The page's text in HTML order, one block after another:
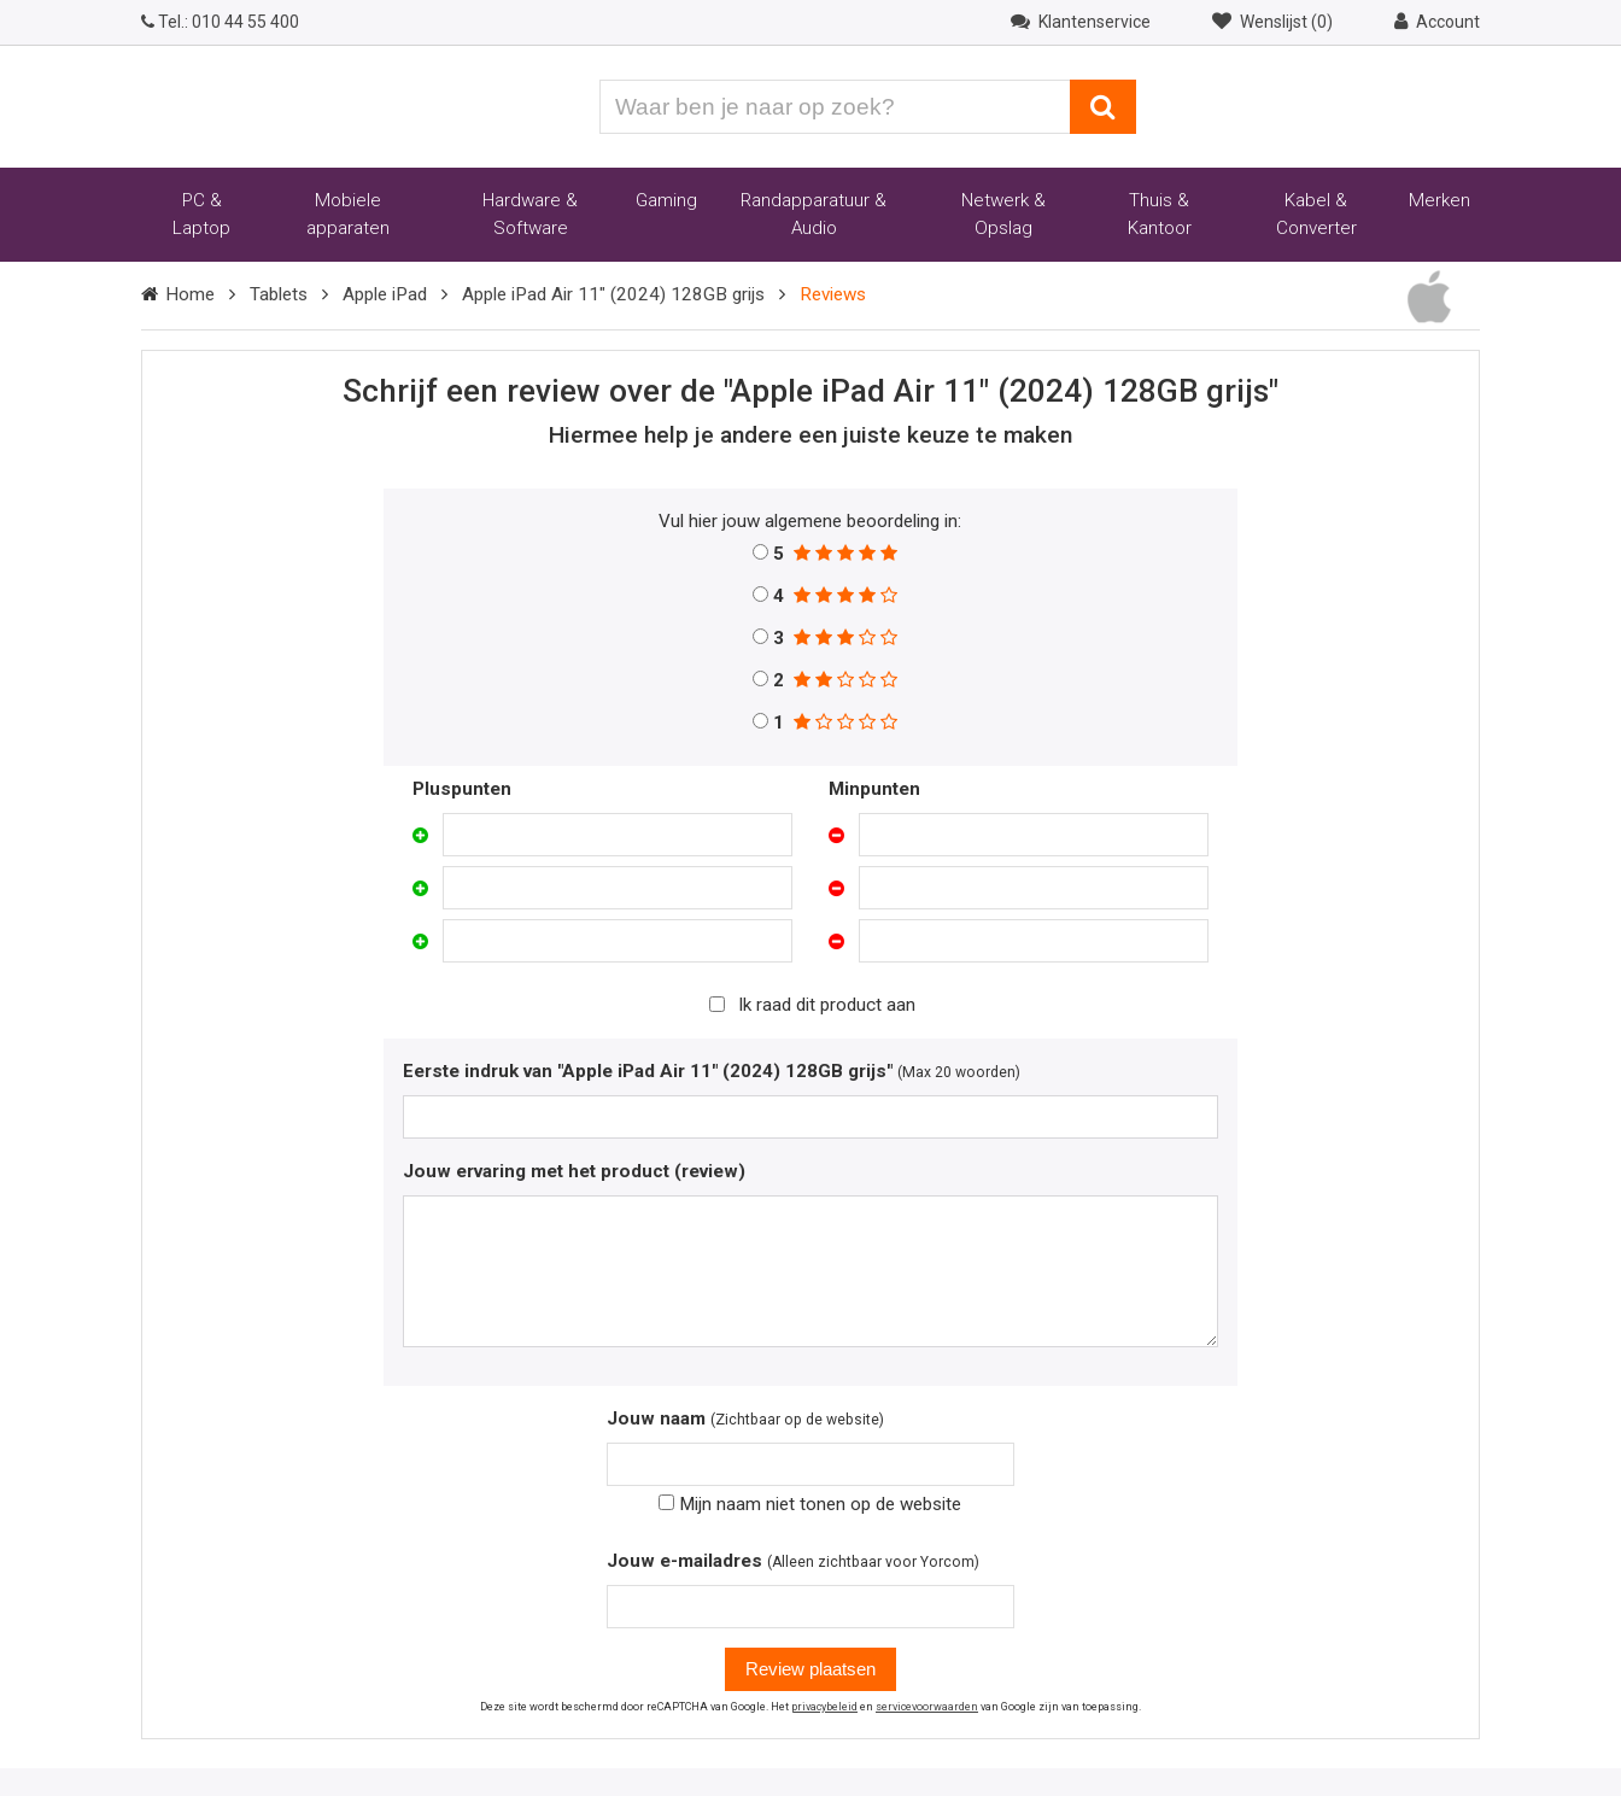
Tel.: 010 44 55 400 Klantenservice Wenslijst (0) Account
ben
naar
PC &
Laptop
Mobiele
apparaten
Hardware &
Software
Gaming
Randapparatuur &
Audio
Netwerk &
Opslag
Thuis &
Kantoor
Kabel &
Converter
Merken
Home Tablets Apple iPad Apple iPad Air 11" (2024) 128GB grijs Reviews
Schrijf een review over de "Apple iPad Air 11" (2024) 128GB grijs"
Hiermee help je andere een juiste keuze te maken
Vul hier jouw algemene beoordeling in:
5
4
3
2
1
Pluspunten Minpunten
Ik raad dit product aan
Eerste indruk van "Apple iPad Air 11" (2024) 128GB grijs" (Max 20 woorden)
Jouw ervaring met het product (review)
Jouw naam (Zichtbaar op de website)
Mijn naam niet tonen op de website
Jouw e-mailadres (Alleen zichtbaar voor Yorcom)
Review plaatsen
Deze site wordt beschermd door reCAPTCHA van Google. Het privacybeleid en servicevoorwaarden van Google zijn van toepassing.